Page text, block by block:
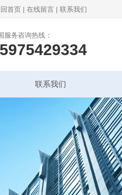
首页 | 在线留言 | 联系我们
服务咨询热线：
联系我们